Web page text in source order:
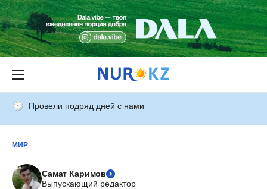
Провели подряд дней с нами
МИР
Самат Каримов
Выпускающий редактор